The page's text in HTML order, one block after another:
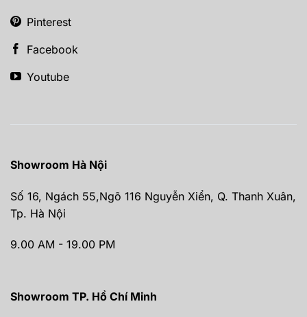
Pinterest
Facebook
Youtube
Showroom Hà Nội
Số 16, Ngách 55,Ngõ 116 Nguyễn Xiển, Q. Thanh Xuân,
Tp. Hà Nội
9.00 AM - 19.00 PM
Showroom TP. Hồ Chí Minh